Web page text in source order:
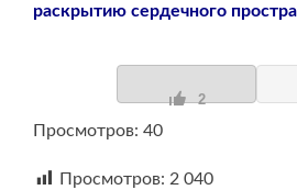
раскрытию сердечного
2
Просмотров: 40
Просмотров: 2 040